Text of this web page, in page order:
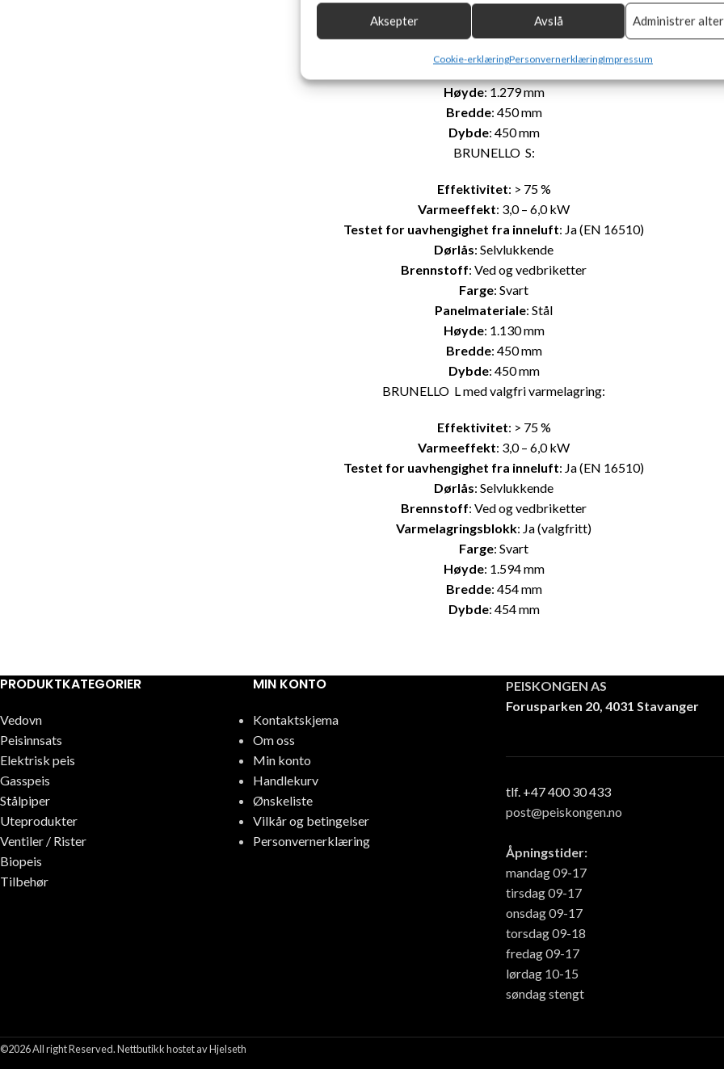
Sørge for sikkerhet, forhindre og oppdage svindel og rette feil, Levere
og vise annonser og innhold, Lagre og kommunisere personvernvalg.
Aksepter Avslå Administrer
Cookie-erklæringPersonvernerklæringImpressum
Dørlås
Brennstoff
: Ved og vedbriketter
Høyde: 1.279 mm
Bredde: 450 mm
Dybde: 450 mm
BRUNELLO S:
Effektivitet: > 75 %
Varmeeffekt: 3,0 – 6,0 kW
Testet for uavhengighet fra inneluft: Ja (EN 16510)
Dørlås: Selvlukkende
Brennstoff: Ved og vedbriketter
Farge: Svart
Panelmateriale: Stål
Høyde: 1.130 mm
Bredde: 450 mm
Dybde: 450 mm
BRUNELLO L med valgfri varmelagring:
Effektivitet: > 75 %
Varmeeffekt: 3,0 – 6,0 kW
Testet for uavhengighet fra inneluft: Ja (EN 16510)
Dørlås: Selvlukkende
Brennstoff: Ved og vedbriketter
Varmelagringsblokk: Ja (valgfritt)
Farge: Svart
Høyde: 1.594 mm
Bredde: 454 mm
Dybde: 454 mm
PRODUKTKATEGORIER
Vedovn
Peisinnsats
Elektrisk peis
Gasspeis
Stålpiper
Uteprodukter
Ventiler / Rister
Biopeis
Tilbehør
MIN KONTO
Kontaktskjema
Om oss
Min konto
Handlekurv
Ønskeliste
Vilkår og betingelser
Personvernerklæring
PEISKONGEN AS
Forusparken 20, 4031 Stavanger
tlf. +47 400 30 433
post@peiskongen.no
Åpningstider:
mandag 09-17
tirsdag 09-17
onsdag 09-17
torsdag 09-18
fredag 09-17
lørdag 10-15
søndag stengt
©2026 All right Reserved. Nettbutikk hostet av Hjelseth